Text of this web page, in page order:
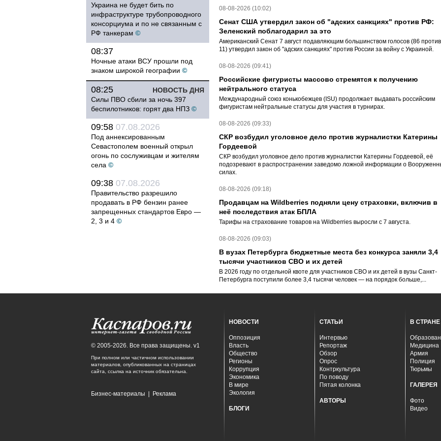
Украина не будет бить по
инфраструктуре трубопроводного
консорциума и по не связанным с
РФ танкерам ©
08:37
Ночные атаки ВСУ прошли под
знаком широкой географии ©
НОВОСТЬ ДНЯ
08:25
Силы ПВО сбили за ночь 397
беспилотников: горят два НПЗ ©
09:58 07.08.2026
Под аннексированным
Севастополем военный открыл
огонь по сослуживцам и жителям
села ©
09:38 07.08.2026
Правительство разрешило
продавать в РФ бензин ранее
запрещенных стандартов Евро —
2, 3 и 4 ©
08-08-2026 (10:02)
Сенат США утвердил закон об "адских санкциях" против РФ:
Зеленский поблагодарил за это
Американский Сенат 7 август подавляющим большинством голосов (86 против
11) утвердил закон об "адских санкциях" против России за войну с Украиной.
08-08-2026 (09:41)
Российские фигуристы массово стремятся к получению
нейтрального статуса
Международный союз конькобежцев (ISU) продолжает выдавать российским
фигуристам нейтральные статусы для участия в турнирах.
08-08-2026 (09:33)
СКР возбудил уголовное дело против журналистки Катерины
Гордеевой
СКР возбудил уголовное дело против журналистки Катерины Гордеевой, её
подозревают в распространении заведомо ложной информации о
силах.
08-08-2026 (09:18)
Продавцам на Wildberries подняли цену страховки, включив в
неё последствия атак БПЛА
Тарифы на страхование товаров на Wildberries выросли с 7 августа.
08-08-2026 (09:03)
В вузах Петербурга бюджетные места без конкурса заняли 3,4
тысячи участников СВО и их детей
В 2026 году по отдельной квоте для участников СВО и их детей в вузы Санкт-
Петербурга поступили более 3,4 тысячи человек — на порядок больше,...
© 2005-2026. Все права защищены. v1
При полном или частичном использовании
материалов, опубликованных на страницах
сайта, ссылка на источник обязательна.
Бизнес-материалы Реклама
НОВОСТИ
Оппозиция
Власть
Общество
Регионы
Коррупция
Экономика
В мире
Экология
БЛОГИ
СТАТЬИ
Интервью
Репортаж
Обзор
Опрос
Контркультура
По поводу
Пятая колонка
АВТОРЫ
В СТРАНЕ
Медицина
Армия
Полиция
Тюрьмы
ГАЛЕРЕЯ
Фото
Видео